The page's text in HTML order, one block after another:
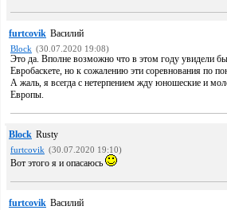
furtcovik Василий
Block (30.07.2020 19:08)
Это да. Вполне возможно что в этом году увидели
Евробаскете, но к сожалению эти соревнования по
А жаль, я всегда с нетерпением жду юношеские и
Европы.
Block Rusty
furtcovik (30.07.2020 19:10)
Вот этого я и опасаюсь
furtcovik Василий